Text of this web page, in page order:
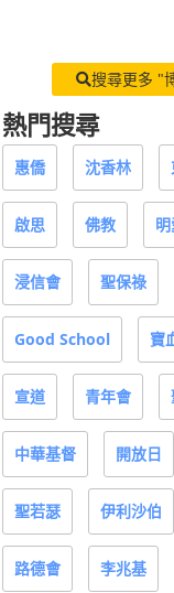
搜尋更多 "
熱門搜尋
惠僑 沈香林
啟思 佛教
浸信會 聖保祿
Good School 寶
宣道 青年會
中華基督 開放日
聖若瑟 伊利沙伯
路德會 李兆基